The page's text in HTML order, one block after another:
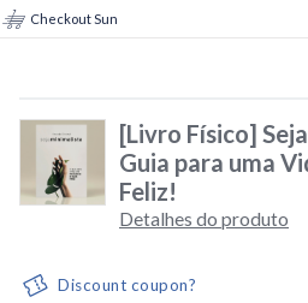
Checkout Sun
[Livro Físico]
Guia para uma
Feliz!
Detalhes do produto
Discount coupon?